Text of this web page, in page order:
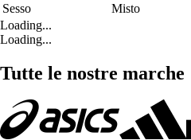
Sesso
Misto
Loading...
Loading...
Tutte le nostre marche